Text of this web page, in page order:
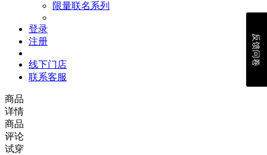
限量联名系列
登录
注册
线下门店
联系客服
商品
详情
商品
评论
试穿
反馈问卷